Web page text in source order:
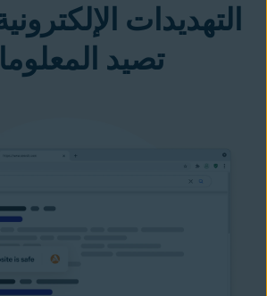
التهديدات
تصيد